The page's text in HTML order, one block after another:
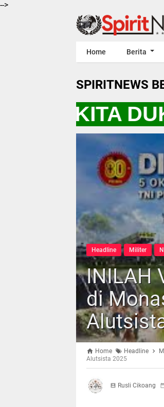
-->
Home Berita
SPIRITNEWS
KITA
Headline Militer
INILAH
di
Home Headline
Alutsista 2025
Rusli Cikoang